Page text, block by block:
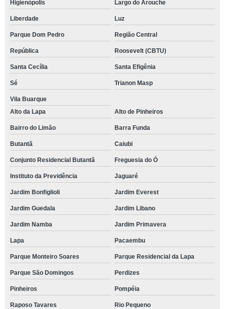
Higienópolis Largo do Arouche
Liberdade Luz
Parque Dom Pedro Região Central
República Roosevelt (CBTU)
Santa Cecília Santa Efigênia
Sé Trianon Masp
Vila Buarque
Alto da Lapa
Alto de Pinheiros
Bairro do Limão Barra Funda
Butantã Caiubi
Conjunto Residencial Butantã Freguesia do Ó
Instituto da Previdência Jaguaré
Jardim Bonfiglioli Jardim Everest
Jardim Guedala Jardim Libano
Jardim Namba Jardim Primavera
Lapa Pacaembu
Parque Monteiro Soares Parque Residencial da Lapa
Parque São Domingos Perdizes
Pinheiros Pompéia
Raposo Tavares Rio Pequeno